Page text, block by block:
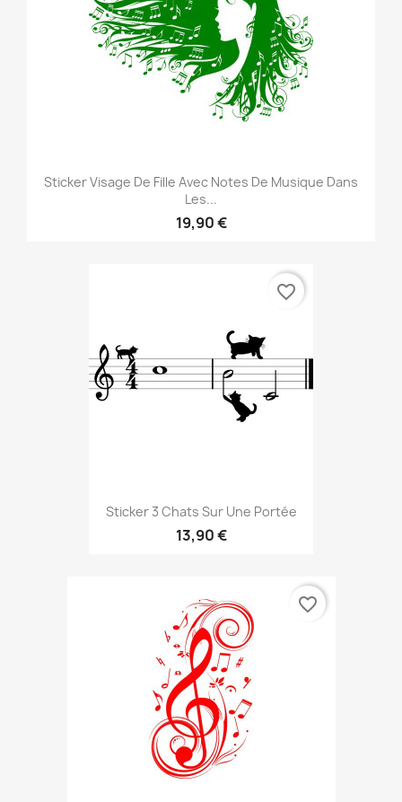
Sticker Visage De Fille Avec Notes De Musique Dans
Les...
19,90 €
Sticker 3 Chats Sur Une Portée
13,90 €
favorite_border
favorite_border